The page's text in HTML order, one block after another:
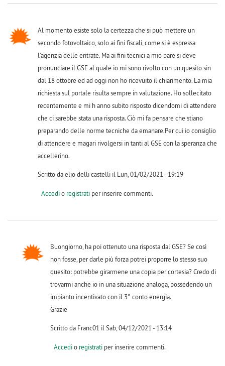
Al momento esiste solo la certezza che si può mettere un
secondo fotovoltaico, solo ai fini fiscali, come si è espressa
l'agenzia delle entrate. Ma ai fini tecnici a mio pare si deve
pronunciare il GSE al quale io mi sono rivolto con un quesito sin
dal 18 ottobre ed ad oggi non ho ricevuito il chiarimento. La mia
richiesta sul portale risulta sempre in valutazione. Ho sollecitato
recentemente e mi h anno subito risposto dicendomi di attendere
che ci sarebbe stata una risposta. Ciò mi fa pensare che stiano
preparando delle norme tecniche da emanare.Per cui io consiglio
di attendere e magari rivolgersi in tanti al GSE con la speranza che
accellerino.
Scritto da elio delli castelli il Lun, 01/02/2021 - 19:19
Accedio registratiper inserire commenti.
Buongiorno, ha poi ottenuto una risposta dal GSE? Se così
non fosse, per darle più forza potrei proporre lo stesso suo
quesito: potrebbe girarmene una copia per cortesia? Credo di
trovarmi anche io in una situazione analoga, possedendo un
impianto incentivato con il 3° conto energia.
Grazie
Scritto da Franc01 il Sab, 04/12/2021 - 13:14
Accedio registratiper inserire commenti.